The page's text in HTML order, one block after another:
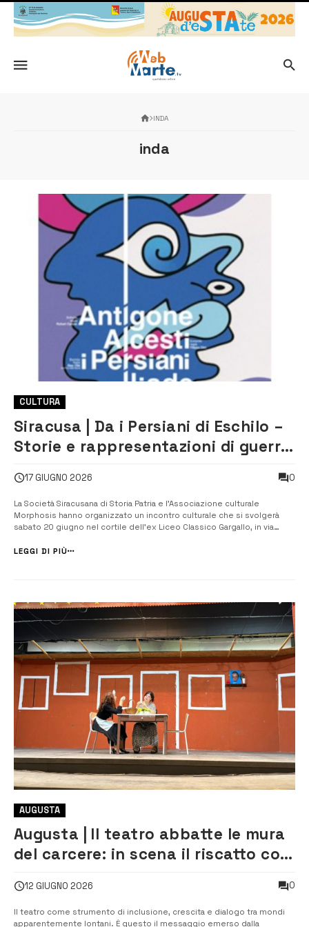
INDA
inda
CULTURA
Siracusa | Da i Persiani di Eschilo –
Storie e rappresentazioni di guerra
17 GIUGNO 2026 0
La Società Siracusana di Storia Patria e l’Associazione culturale
Morphosis hanno organizzato un incontro culturale che si svolgerà
sabato 20 giugno nel cortile dell’ex Liceo Classico Gargallo, in via
Eschilo – Storie e rappresentazioni di guerra e di pace dal mondo
LEGGI DI PIÙ
AUGUSTA
Augusta | Il teatro abbatte le mura
del carcere: in scena il riscatto con
12 GIUGNO 2026 0
Il teatro come strumento di inclusione, crescita e dialogo tra mondi
apparentemente lontani. È questo il messaggio emerso dalla